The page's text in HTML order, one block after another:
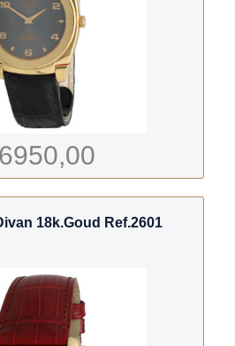
18k.Goud Ref.2601